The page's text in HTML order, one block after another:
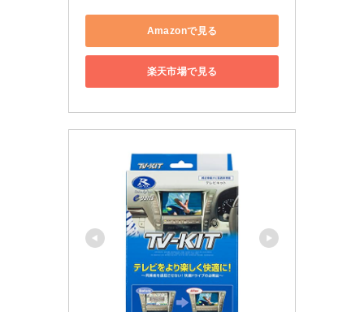
Amazonで見る
楽天市場で見る